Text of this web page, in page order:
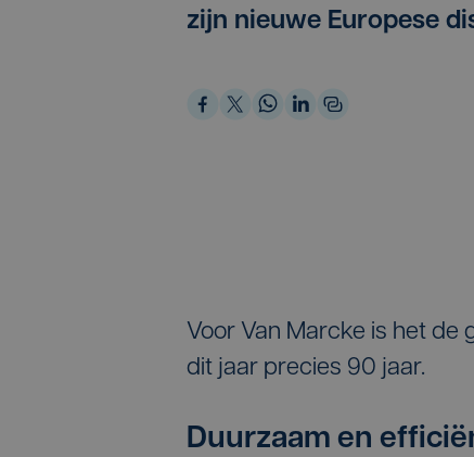
zijn nieuwe Europese
Voor Van Marcke is het de
dit jaar precies 90 jaar.
Duurzaam en